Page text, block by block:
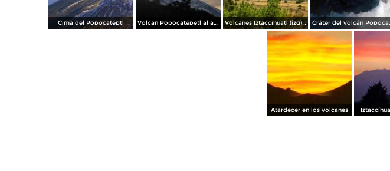
Cima del Popocatéptl Volcán Popocatépetl al amanecer Volcanes Iztaccíhuatl (izq) y Popocatépetl (der) Cráter
Atardecer en los volcanes